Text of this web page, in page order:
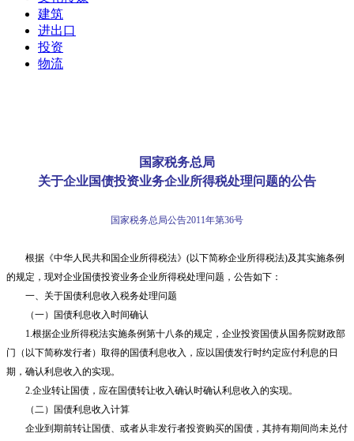
建筑
进出口
投资
物流
国家税务总局
关于企业国债投资业务企业所得税处理问题的公告
国家税务总局公告2011年第36号
根据《中华人民共和国企业所得税法》 (以下简称企业所得税法)及其实施条例
的规定，现对企业国债投资业务企业所得税处理问题，公告如下：
一、关于国债利息收入税务处理问题
（一）国债利息收入时间确认
1.根据企业所得税法实施条例第十八条的规定，企业投资国债从国务院财政部
门（以下简称发行者）取得的国债利息收入，应以国债发行时约定应付利息的日
期，确认利息收入的实现。
2.企业转让国债，应在国债转让收入确认时确认利息收入的实现。
（二）国债利息收入计算
企业到期前转让国债、或者从非发行者投资购买的国债，其持有期间尚未兑付